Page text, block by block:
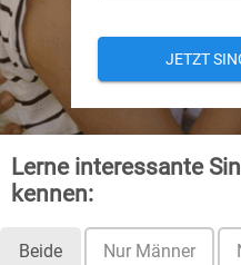
JETZT
Lerne interessante
kennen:
Beide Nur Männer